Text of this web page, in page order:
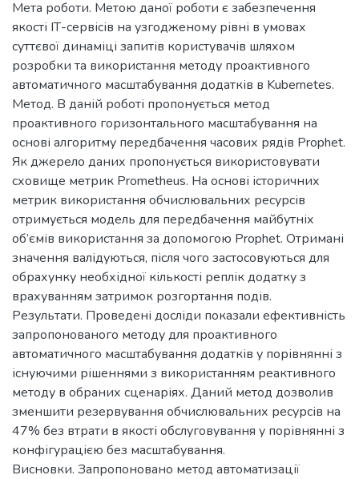
Мета роботи. Метою даної роботи є забезпечення
якості ІТ-сервісів на узгодженому рівні в умовах
суттєвої динаміці запитів користувачів шляхом
розробки та використання методу проактивного
автоматичного масштабування додатків в Kubernetes.
Метод. В даній роботі пропонується метод
проактивного горизонтального масштабування на
основі алгоритму передбачення часових рядів Prophet.
Як джерело даних пропонується використовувати
сховище метрик Prometheus. На основі історичних
метрик використання обчислювальних ресурсів
отримується модель для передбачення майбутніх
об’ємів використання за допомогою Prophet. Отримані
значення валідуються, після чого застосовуються для
обрахунку необхідної кількості реплік додатку з
врахуванням затримок розгортання подів.
Результати. Проведені досліди показали ефективність
запропонованого методу для проактивного
автоматичного масштабування додатків у порівнянні з
існуючими рішеннями з використанням реактивного
методу в обраних сценаріях. Даний метод дозволив
зменшити резервування обчислювальних ресурсів на
47% без втрати в якості обслуговування у порівнянні з
конфігурацією без масштабування.
Висновки. Запропоновано метод автоматизації